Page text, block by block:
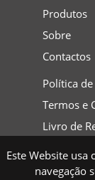
Produtos
Sobre
Contactos
Política
Termos e
Livro de
Este Website
navegação